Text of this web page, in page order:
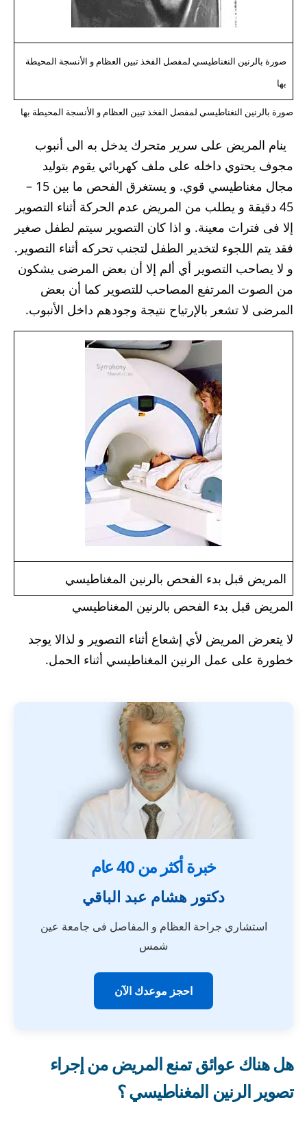
صورة بالرنين النغناطيسي لمفصل الفخذ تبين العظام و الأنسجة المحيطة
بها
صورة بالرنين النغناطيسي لمفصل الفخذ تبين العظام و الأنسجة المحيطة بها
ينام المريض على سرير متحرك يدخل به الى أنبوب
مجوف يحتوي داخله على ملف كهربائي يقوم بتوليد
مجال مغناطيسي قوي. و يستغرق الفحص ما بين 15 –
45 دقيقة و يطلب من المريض عدم الحركة أثناء التصوير
إلا فى فترات معينة. و اذا كان التصوير سيتم لطفل صغير
فقد يتم اللجوء لتخدير الطفل لتجنب تحركه أثناء التصوير.
و لا يصاحب التصوير أي ألم إلا أن بعض المرضى يشكون
من الصوت المرتفع المصاحب للتصوير كما أن بعض
المرضى لا تشعر بالإرتياح نتيجة وجودهم داخل الأنبوب.
المريض قبل بدء الفحص بالرنين المغناطيسي
المريض قبل بدء الفحص بالرنين المغناطيسي
لا يتعرض المريض لأي إشعاع أثناء التصوير و لذالا يوجد
خطورة على عمل الرنين المغناطيسي أثناء الحمل.
خبرة أكثر من 40 عام
دكتور هشام عبد الباقي
استشاري جراحة العظام و المفاصل فى جامعة عين
شمس
احجز موعدك الآن
هل هناك عوائق تمنع المريض من إجراء
تصوير الرنين المغناطيسي ؟